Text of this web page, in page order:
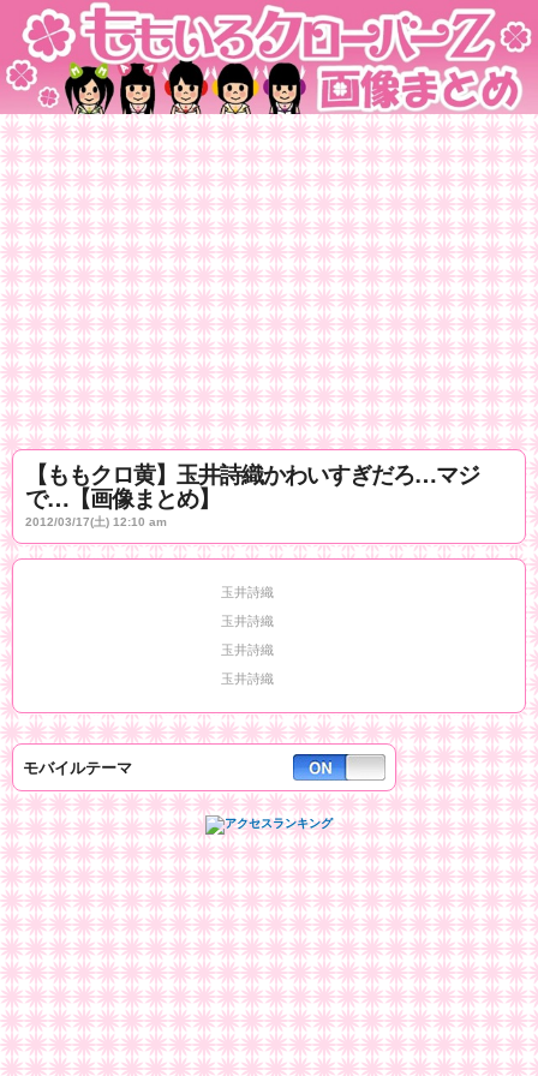
【ももクロ黄】玉井詩織かわいすぎだろ…マジ
で…【画像まとめ】
2012/03/17(土) 12:10 am
玉井詩織
玉井詩織
玉井詩織
玉井詩織
モバイルテーマ